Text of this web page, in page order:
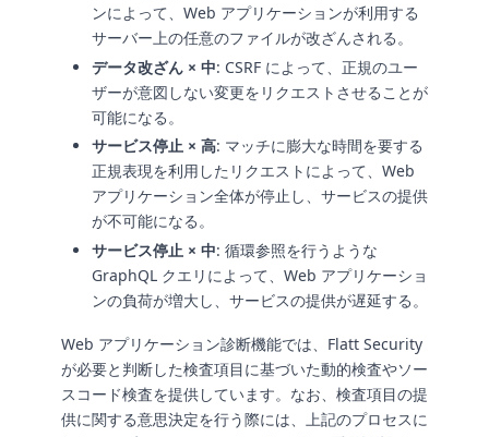
ンによって、Web アプリケーションが利用する
サーバー上の任意のファイルが改ざんされる。
データ改ざん × 中: CSRF によって、正規のユー
ザーが意図しない変更をリクエストさせることが
可能になる。
サービス停止 × 高: マッチに膨大な時間を要する
正規表現を利用したリクエストによって、Web
アプリケーション全体が停止し、サービスの提供
が不可能になる。
サービス停止 × 中: 循環参照を行うような
GraphQL クエリによって、Web アプリケーショ
ンの負荷が増大し、サービスの提供が遅延する。
Web アプリケーション診断機能では、Flatt Security
が必要と判断した検査項目に基づいた動的検査やソー
スコード検査を提供しています。なお、検査項目の提
供に関する意思決定を行う際には、上記のプロセスに